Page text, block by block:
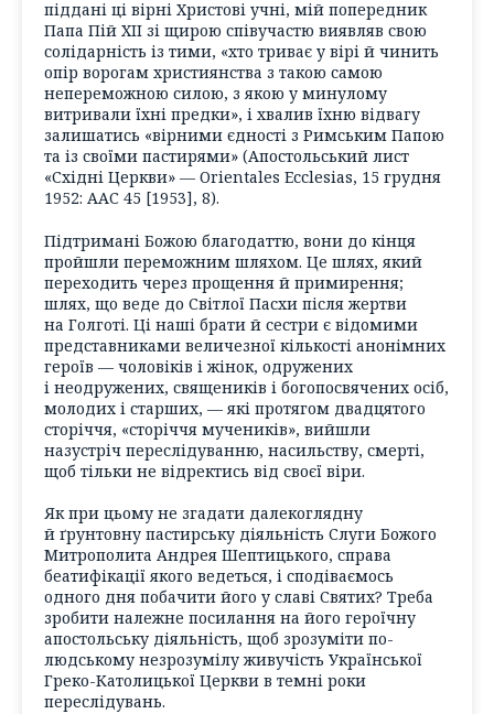
піддані ці вірні Христові учні, мій попередник
Папа Пій XII зі щирою співучастю виявляв свою
солідарність із тими, «хто триває у вірі й чинить
опір ворогам християнства з такою самою
непереможною силою, з якою у минулому
витривали їхні предки», і хвалив їхню відвагу
залишатись «вірними єдності з Римським Папою
та із своїми пастирями» (Апостольський лист
«Східні Церкви» — Оrіеntаlеs Ессlеsіаs, 15 грудня
1952: ААС 45 [1953], 8).
Підтримані Божою благодаттю, вони до кінця
пройшли переможним шляхом. Це шлях, який
переходить через прощення й примирення;
шлях, що веде до Світлої Пасхи після жертви
на Голготі. Ці наші брати й сестри є відомими
представниками величезної кількості анонімних
героїв — чоловіків і жінок, одружених
і неодружених, священиків і богопосвячених осіб,
молодих і старших, — які протягом двадцятого
сторіччя, «сторіччя мучеників», вийшли
назустріч переслідуванню, насильству, смерті,
щоб тільки не відректись від своєї віри.
Як при цьому не згадати далекоглядну
й ґрунтовну пастирську діяльність Слуги Божого
Митрополита Андрея Шептицького, справа
беатифікації якого ведеться, і сподіваємось
одного дня побачити його у славі Святих? Треба
зробити належне посилання на його героїчну
апостольську діяльність, щоб зрозуміти по-
людському незрозумілу живучість Української
Греко-Католицької Церкви в темні роки
переслідувань.